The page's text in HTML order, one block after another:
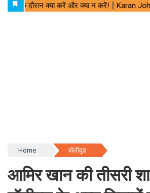
Home बॉलीवुड
आमिर खान की तीसरी